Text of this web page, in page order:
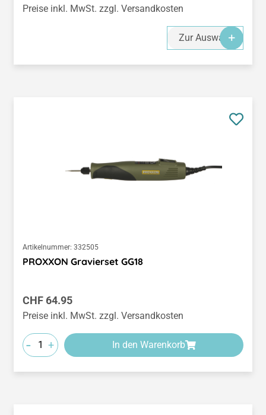
Preise inkl. MwSt. zzgl. Versandkosten
Zur Auswahl
Artikelnummer: 332505
PROXXON Gravierset GG18
Regulärer Preis:
CHF 64.95
Preise inkl. MwSt. zzgl. Versandkosten
- + In den Warenkorb